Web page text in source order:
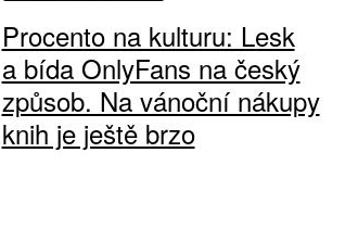
Procento na kulturu: Lesk
a bída OnlyFans na český
způsob. Na vánoční nákupy
knih je ještě brzo